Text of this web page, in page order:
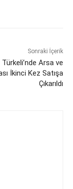
Sonraki İçerik
Arsa ve
İkinci Kez Satışa
Çıkarıldı